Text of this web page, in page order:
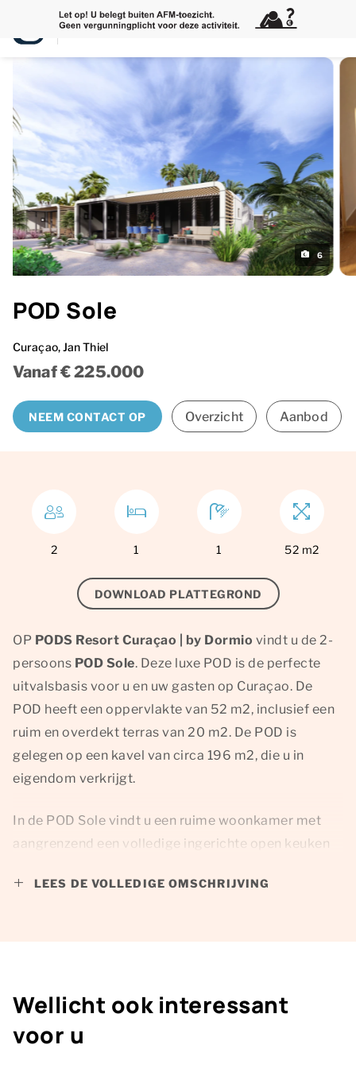
POD Sole
Curaçao, Jan Thiel
Vanaf € 225.000
6
NEEM CONTACT OP Overzicht Aanbod
2 1 1 52 m2
DOWNLOAD PLATTEGROND
OP PODS Resort Curaçao | by Dormio vindt u de 2-
persoons POD Sole. Deze luxe POD is de perfecte
uitvalsbasis voor u en uw gasten op Curaçao. De
POD heeft een oppervlakte van 52 m2, inclusief een
ruim en overdekt terras van 20 m2. De POD is
gelegen op een kavel van circa 196 m2, die u in
eigendom verkrijgt.
In de POD Sole vindt u een ruime woonkamer met
aangrenzend een volledige ingerichte open keuken
Daarnaast beschikt u over een slaapkamer met een
De plattegronden, afbeeldingen en video's zijn van
LEES DE VOLLEDIGE OMSCHRIJVING
Wellicht ook interessant
voor u